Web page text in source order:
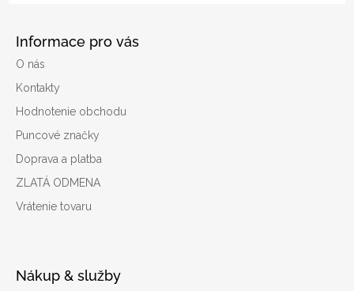
Informace pro vás
O nás
Kontakty
Hodnotenie obchodu
Puncové značky
Doprava a platba
ZLATÁ ODMENA
Vrátenie tovaru
Nákup & služby